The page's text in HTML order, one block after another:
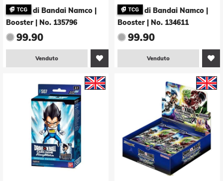
Masters: History of
Z (B27) Booster -E-
(Display - 24 Stk.)
di Bandai Namco |
Booster
No. 135796
99.90
Venduto
World - Ultra Limit
(FB04) Booster -E-
(Display - 24 Stk.)
di Bandai Namco |
Booster
No. 134611
99.90
Venduto